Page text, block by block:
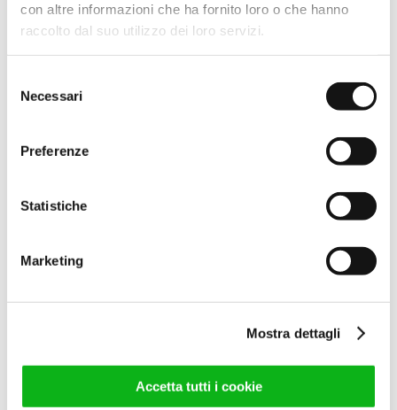
con altre informazioni che ha fornito loro o che hanno
raccolto dal suo utilizzo dei loro servizi.
delNecessari
Preferenze
Statistiche
Marketing
Mostra dettagli
Accetta tutti i cookie
66,00€ (IVA escl.)
80,52€(IVA incl.)
(IVA escl.)
64,66€(IVA incl.)